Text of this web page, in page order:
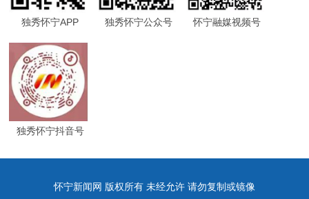
独秀怀宁APP 独秀怀宁公众号 怀宁融媒视频号
独秀怀宁抖音号
怀宁新闻网 版权所有 未经允许 请勿复制或镜像